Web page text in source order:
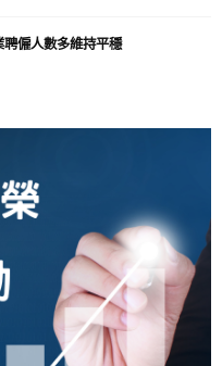
聘僱人數多維持平穩